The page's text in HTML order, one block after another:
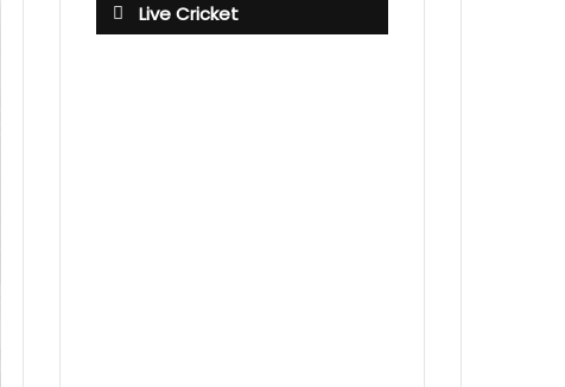
Live Cricket